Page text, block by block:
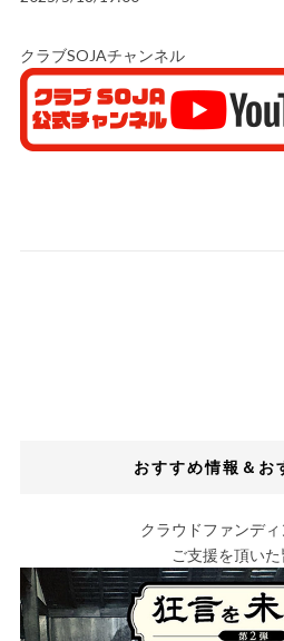
クラブSOJAチャンネル
おすすめ情報＆お
クラウドファンディ
ご支援を頂いた